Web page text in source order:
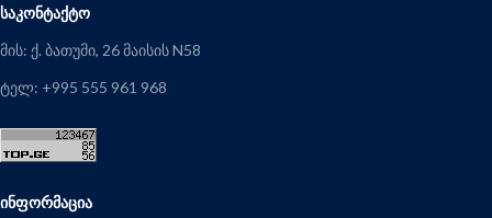
ᲡᲐᲙᲝᲜᲢᲐᲥᲢᲝ
მის: ქ. ბათუმი, 26 მაისის N58
ტელ: +995 555 961 968
ᲘᲜᲤᲝᲠᲛᲐᲪᲘᲐ